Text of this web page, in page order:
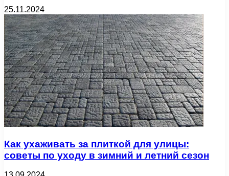
25.11.2024
Как ухаживать за плиткой для улицы:
советы по уходу в зимний и летний сезон